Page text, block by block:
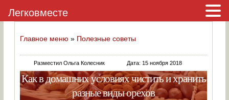
Главное меню » Полезные советы
Разместил Ольга Колесник Дата: 15 ноября 2018
Как в домашних условиях чистить и хранить
разные виды орехов
Легковместе